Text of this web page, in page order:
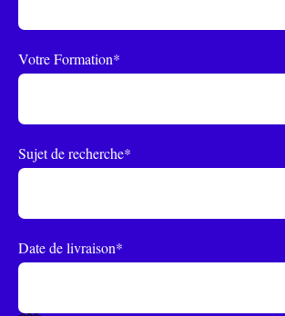
Votre Formation*
Sujet de recherche*
Date de livraison*